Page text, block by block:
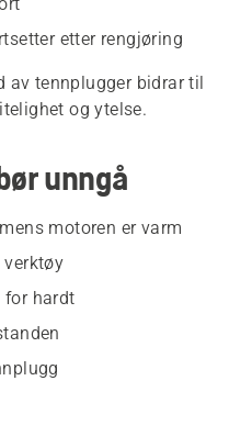
etter rengjøring
av tennplugger bidrar til
og ytelse.
unngå
motoren er varm
verktøy
for hardt